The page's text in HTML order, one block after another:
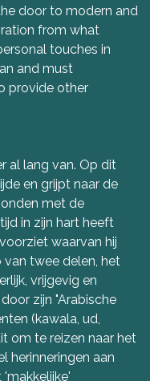
door to modern and
from what
touches in
and must
provide other
al lang van. Op dit
en grijpt naar de
met de
in zijn hart heeft
waarvan hij
twee delen, het
vrijgevig en
zijn "Arabische
(kawala, ud,
om te reizen naar het
herinneringen aan